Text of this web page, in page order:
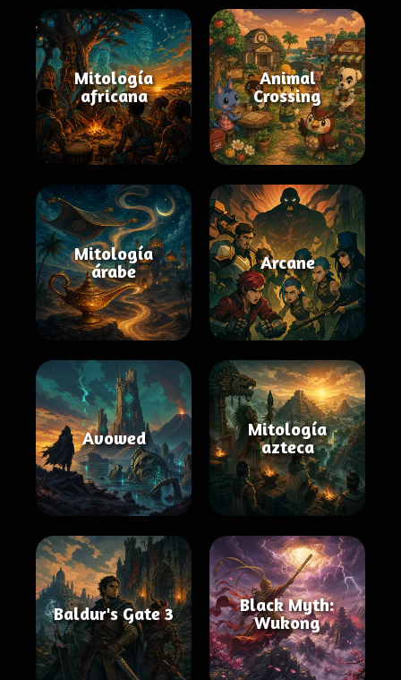
Mitología
africana
Animal
Crossing
Mitología
árabe
Arcane
Avowed
Mitología
azteca
Baldur's Gate 3
Black Myth:
Wukong